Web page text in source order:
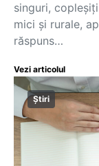
singuri,
mici și rurale,
răspuns…
Vezi articolul
Știri